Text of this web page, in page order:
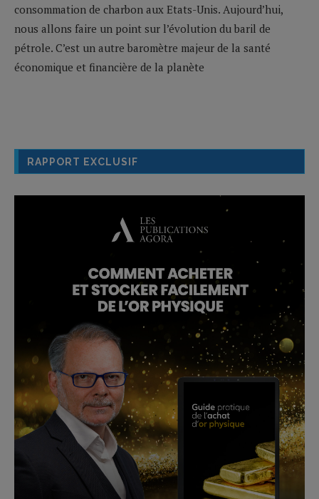
consommation de charbon aux Etats-Unis. Aujourd’hui,
nous allons faire un point sur l’évolution du baril de
pétrole. C’est un autre baromètre majeur de la santé
économique et financière de la planète
RAPPORT EXCLUSIF